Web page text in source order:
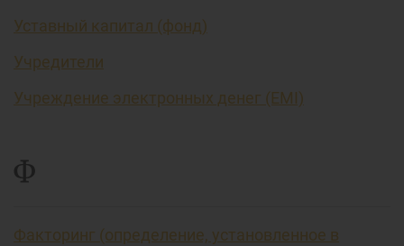
Уставный капитал (фонд)
Учредители
Учреждение электронных денег (EMI)
Ф
Факторинг (определение, установленное в